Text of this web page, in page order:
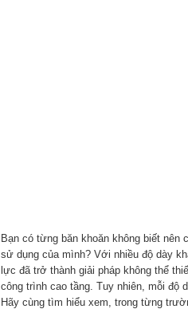
Bạn có từng băn khoăn không biết nên
sử dụng của mình? Với nhiều độ dày
lực đã trở thành giải pháp không thể
công trình cao tầng. Tuy nhiên, mỗi độ
Hãy cùng tìm hiểu xem, trong từng